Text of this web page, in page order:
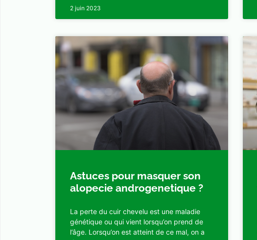
2 juin 2023
Astuces pour masquer son
alopecie androgenetique ?
La perte du cuir chevelu est une maladie
génétique ou qui vient lorsqu’on prend de
l’âge. Lorsqu’on est atteint de ce mal, on a